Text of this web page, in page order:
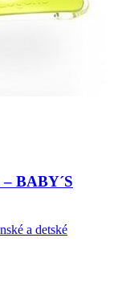
BABY´S
a detské